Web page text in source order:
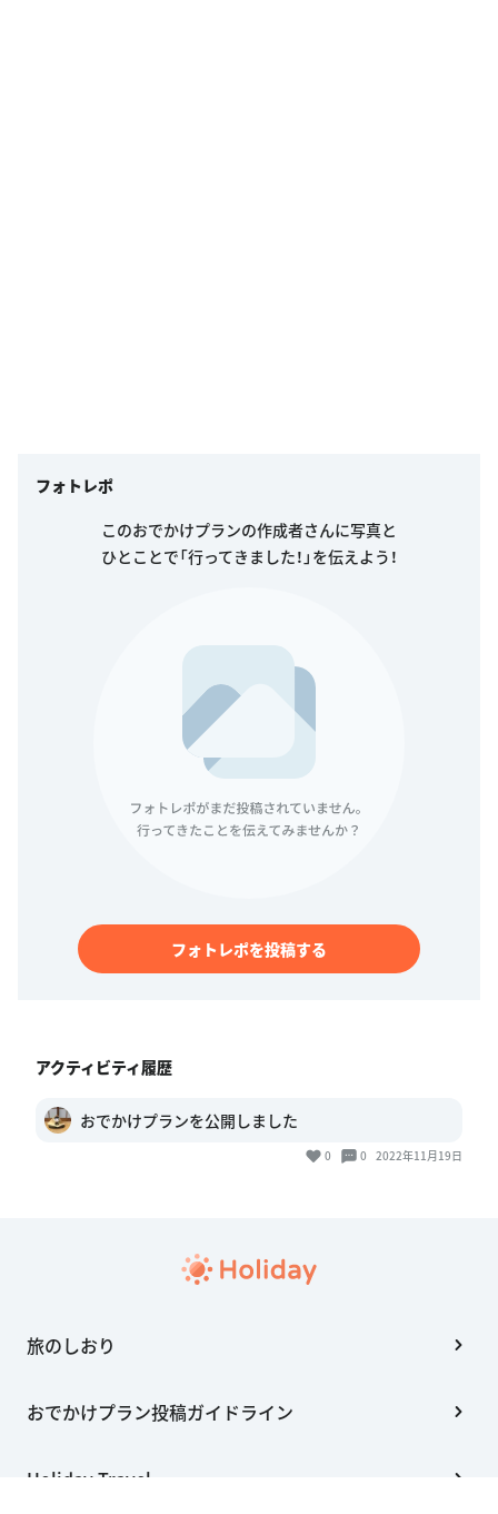
フォトレポ
このおでかけプランの作成者さんに写真と
ひとことで「行ってきました！」を伝えよう！
フォトレポを投稿する
アクティビティ履歴
おでかけプランを公開しました
0 0 2022年11月19日
旅のしおり
おでかけプラン投稿ガイドライン
Holiday Travel